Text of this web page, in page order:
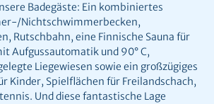
Badegäste: Ein kombiniertes
Nichtschwimmerbecken,
Rutschbahn, eine Finnische Sauna für
Aufgussautomatik und 90° C,
Liegewiesen sowie ein großzügiges
Kinder, Spielflächen für Freilandschach,
Und diese fantastische Lage